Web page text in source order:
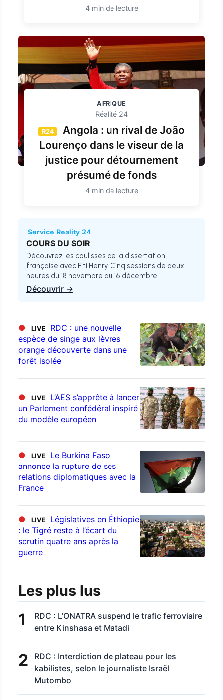
4 min de lecture
AFRIQUE
Réalité 24
R24
Angola : un rival de João
Lourenço dans le viseur de la
justice pour détournement
présumé de fonds
4 min de lecture
Service Reality 24
COURS DU SOIR
Découvrez les coulisses de la dissertation
française avec Fiti Henry. Cinq sessions de deux
heures du 18 novembre au 16 décembre.
Découvrir →
● LIVE
RDC : une nouvelle
espèce de singe aux lèvres
orange découverte dans une
forêt isolée
● LIVE
L’AES s’apprête à lancer
un Parlement confédéral inspiré
du modèle européen
● LIVE
Le Burkina Faso
annonce la rupture de ses
relations diplomatiques avec la
France
● LIVE
Législatives en Éthiopie
: le Tigré reste à l’écart du
scrutin quatre ans après la
guerre
Les plus lus
1
RDC : L’ONATRA suspend le trafic ferroviaire
entre Kinshasa et Matadi
2
RDC : Interdiction de plateau pour les
kabilistes, selon le journaliste Israël
Mutombo